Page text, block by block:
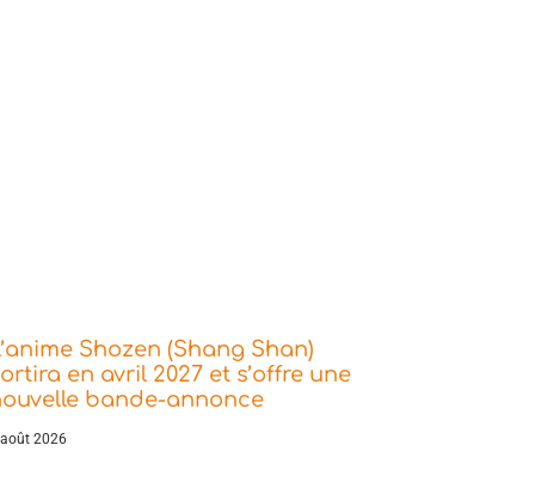
Shozen (Shang Shan)
en avril 2027 et s’offre une
bande-annonce
2026